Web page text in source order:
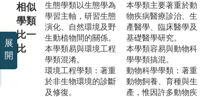
相似
學類
比一
比
生態學類以生態學為
學習主軸，研習生態
演化、自然環境及野
生動植物間的關係。
本學類易與環境工程
學類混淆。
環境工程學類：著重
於非生物環境的診斷
及修復。
本學類主要著重於動
物疾病醫療診治、生
產醫學、臨床醫學及
基礎醫學研究。
本學類容易與動物科
學學類搞混。
動物科學學類：著重
動物飼養、育種與生
產，惟因許多動物疾
展
開